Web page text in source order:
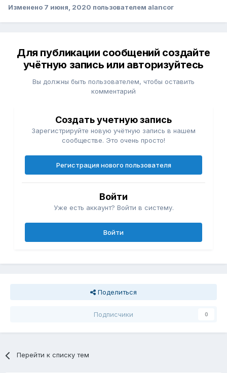
Изменено 7 июня, 2020 пользователем alancor
Для публикации сообщений создайте
учётную запись или авторизуйтесь
Вы должны быть пользователем, чтобы оставить
комментарий
Создать учетную запись
Зарегистрируйте новую учётную запись в нашем
сообществе. Это очень просто!
Регистрация нового пользователя
Войти
Уже есть аккаунт? Войти в систему.
Войти
Поделиться
Подписчики 0
Перейти к списку тем